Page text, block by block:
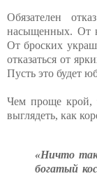
Обязателен
насыщенных. От
От броских
отказаться от
Пусть это будет
Чем проще крой,
выглядеть, как
«Ничто
богатый